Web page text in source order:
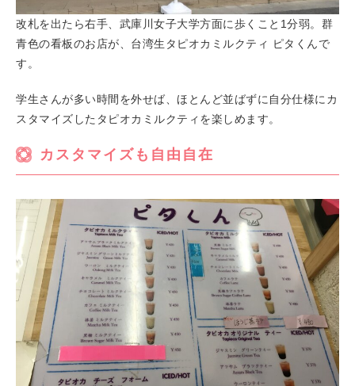
改札を出たら右手、武庫川女子大学方面に歩くこと1分弱。群
青色の看板のお店が、台湾生タピオカミルクティ ピタくんで
す。
学生さんが多い時間を外せば、ほとんど並ばずに自分仕様にカ
スタマイズしたタピオカミルクティを楽しめます。
カスタマイズも自由自在